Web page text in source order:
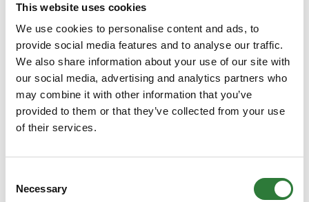
This website uses cookies
We use cookies to personalise content and ads, to
provide social media features and to analyse our traffic.
We also share information about your use of our site with
our social media, advertising and analytics partners who
may combine it with other information that you’ve
provided to them or that they’ve collected from your use
of their services.
Selection
Necessary